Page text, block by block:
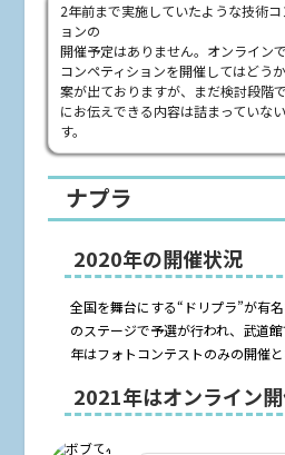
2年前まで実施していたような技術コ
ョンの
開催予定はありません。オンライン
コンペティションを開催してはどう
案が出ておりますが、まだ検討段階
にお伝えできる内容は詰まっていな
す。
ナプラ
2020年の開催状況
全国を舞台にする“ドリプラ”が有
のステージで予選が行われ、武道
年はフォトコンテストのみの開催と
2021年はオンライン